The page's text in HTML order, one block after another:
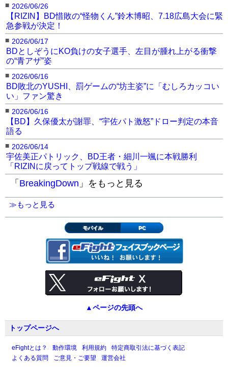
■ 2026/06/26
【RIZIN】BD惜敗の“怪物くん”鈴木博昭、7.18広島大会に緊
急参戦が決定！
■ 2026/06/17
BDとしぞうにKO負けの女子選手、左目が腫れ上がる衝撃
の“青アザ”姿
■ 2026/06/16
BD敗北のYUSHI、罰ゲームの“坊主姿”に「むしろカッコい
い」ファン驚き
■ 2026/06/16
【BD】久保優太が謝罪、“宇佐パト激怒”ドロー判定の本音
語る
■ 2026/06/14
宇佐美正パトリック、BD王者・細川一颯に本戦勝利
「RIZINに戻ってトップ戦線で戦う」
「 BreakingDown 」をもっと見る
≫もっと見る
モバイル PC
▲ページの先頭へ
トップページへ
eFightとは？ 動作環境 利用規約
特定商取引法に基づく表記
よくある質問
ご意見・ご要望 運営会社